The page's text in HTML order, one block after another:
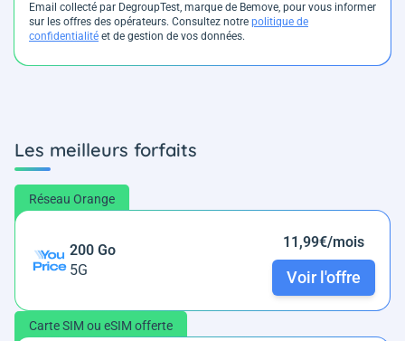
Email collecté par DegroupTest, marque de Bemove, pour vous informer
sur les offres des opérateurs. Consultez notre politique de
confidentialité et de gestion de vos données.
Les meilleurs forfaits
Réseau Orange
200 Go
5G
11,99€/mois
Voir l'offre
Carte SIM ou eSIM offerte